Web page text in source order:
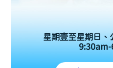
星期壹至星期日、